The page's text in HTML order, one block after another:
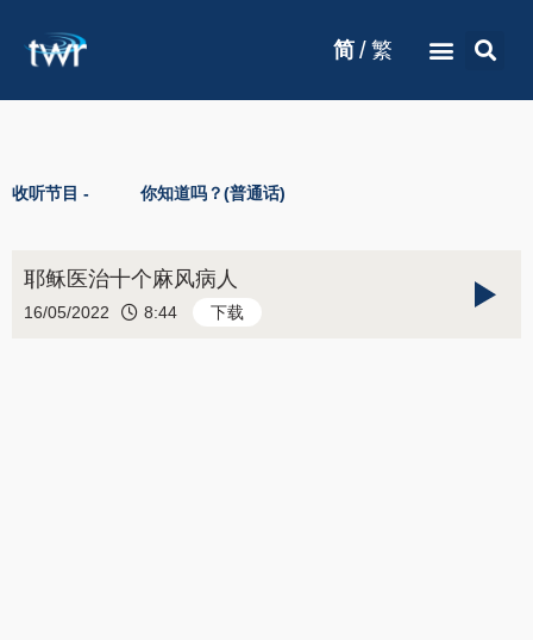
简 / 繁
收听节目 - 你知道吗？(普通话)
耶稣医治十个麻风病人
16/05/2022 8:44 下载